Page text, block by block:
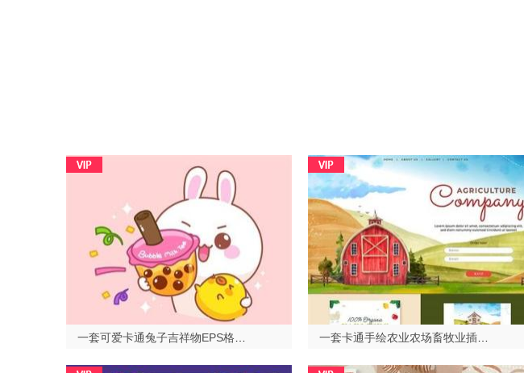
一套可爱卡通兔子吉祥物EPS格式2023429 一套卡通手绘农业农场畜牧业插图AI格式2023429